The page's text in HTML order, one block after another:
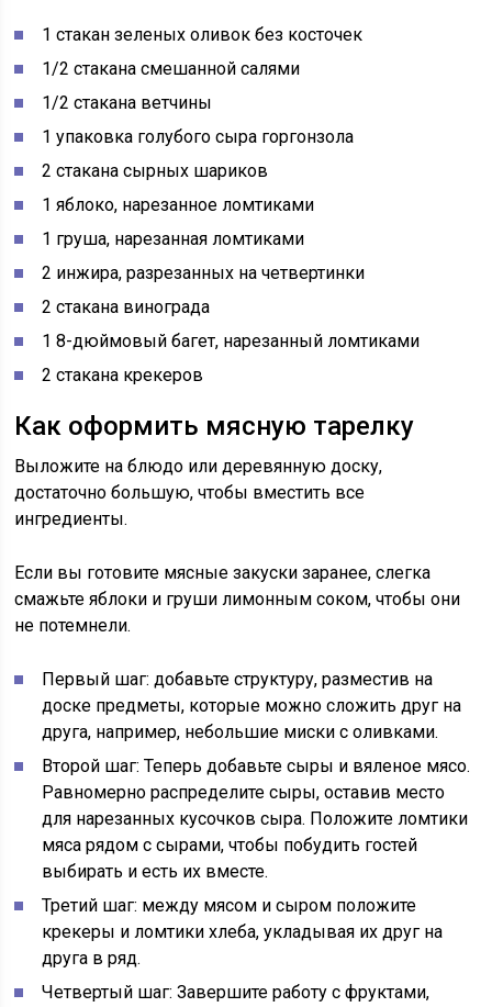
1 стакан зеленых оливок без косточек
1/2 стакана смешанной салями
1/2 стакана ветчины
1 упаковка голубого сыра горгонзола
2 стакана сырных шариков
1 яблоко, нарезанное ломтиками
1 груша, нарезанная ломтиками
2 инжира, разрезанных на четвертинки
2 стакана винограда
1 8-дюймовый багет, нарезанный ломтиками
2 стакана крекеров
Как оформить мясную тарелку
Выложите на блюдо или деревянную доску,
достаточно большую, чтобы вместить все
ингредиенты.
Если вы готовите мясные закуски заранее, слегка
смажьте яблоки и груши лимонным соком, чтобы они
не потемнели.
Первый шаг: добавьте структуру, разместив на
доске предметы, которые можно сложить друг на
друга, например, небольшие миски с оливками.
Второй шаг: Теперь добавьте сыры и вяленое мясо.
Равномерно распределите сыры, оставив место
для нарезанных кусочков сыра. Положите ломтики
мяса рядом с сырами, чтобы побудить гостей
выбирать и есть их вместе.
Третий шаг: между мясом и сыром положите
крекеры и ломтики хлеба, укладывая их друг на
друга в ряд.
Четвертый шаг: Завершите работу с фруктами,